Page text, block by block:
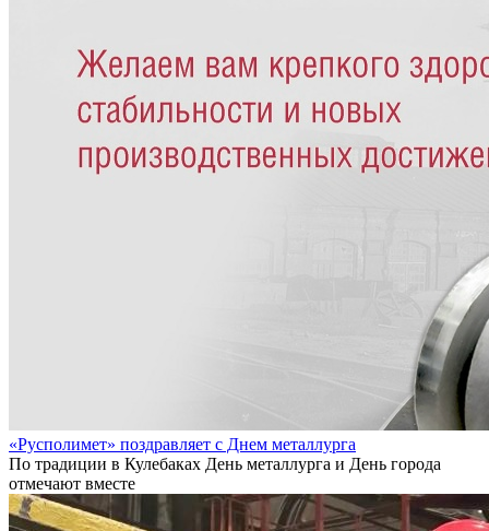
«Русполимет» поздравляет с Днем металлурга
По традиции в Кулебаках День металлурга и День города
отмечают вместе